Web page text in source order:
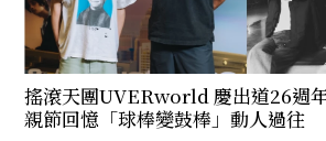
搖滾天團UVERworld 慶出道26週
親節回憶「球棒變鼓棒」動人過往